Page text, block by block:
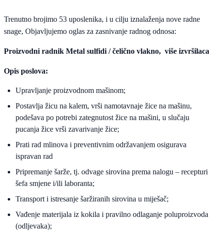
Trenutno brojimo 53 uposlenika, i u cilju iznalaženja nove radne
snage, Objavljujemo oglas za zasnivanje radnog odnosa:
Proizvodni radnik Metal sulfidi / čelično vlakno, više izvršilaca
Opis poslova:
Upravljanje proizvodnom mašinom;
Postavlja žicu na kalem, vrši namotavnaje žice na mašinu,
podešava po potrebi zategnutost žice na mašini, u slučaju
pucanja žice vrši zavarivanje žice;
Prati rad mlinova i preventivnim održavanjem osigurava
ispravan rad
Pripremanje šarže, tj. odvage sirovina prema nalogu – recepturi
šefa smjene i/ili laboranta;
Transport i istresanje šaržiranih sirovina u miješač;
Vađenje materijala iz kokila i pravilno odlaganje poluproizvoda
(odljevaka);